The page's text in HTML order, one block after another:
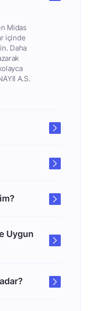
Midas
içinde
Daha
A.S.
Uygun